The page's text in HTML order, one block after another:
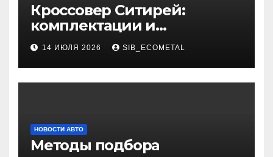
Кроссовер Ситирей:
комплектации и
характеристики
14 ИЮЛЯ 2026 SIB_ECOMETAL
НОВОСТИ АВТО
Методы подбора